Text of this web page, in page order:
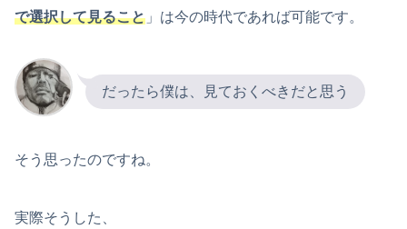
で選択して見ること 」は今の時代であれば可能です。
だったら僕は、見ておくべきだと思う
そう思ったのですね。
実際そうした、